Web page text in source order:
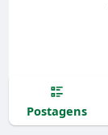
Postagens